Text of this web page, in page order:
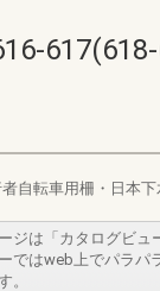
自転車用柵・日本
ジは「カタログビュ
ではweb上でパラパ
。